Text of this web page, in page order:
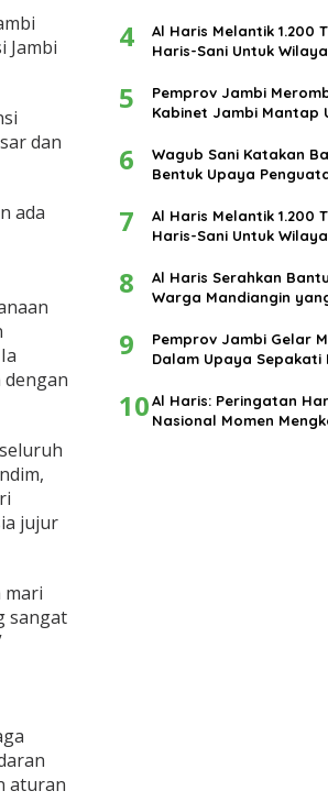
Jambi
dan
ada
jujur
mari
sangat
aturan
Tahun 2024
4
Al Haris Melantik 1.200
Haris-Sani Untuk
5
Pemprov Jambi
Kabinet Jambi Mantap
6
Wagub Sani Katakan
Bentuk Upaya
7
Al Haris Melantik 1.200
Haris-Sani Untuk
8
Al Haris Serahkan
Warga Mandiangin
9
Pemprov Jambi Gelar
Dalam Upaya Sepakati
10Al Haris: Peringatan
Nasional Momen